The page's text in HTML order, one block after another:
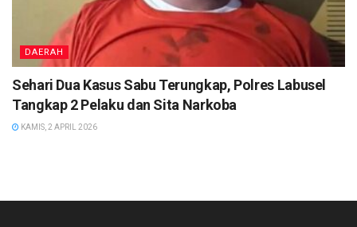
DAERAH
Sehari Dua Kasus Sabu Terungkap, Polres Labusel
Tangkap 2 Pelaku dan Sita Narkoba
KAMIS, 2 APRIL 2026